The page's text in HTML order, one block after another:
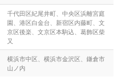
千代田区紀尾井町、中央区浜離宮庭
園、港区白金台、新宿区内藤町、文
京区後楽、文京区本駒込、葛飾区柴
又
横浜市中区、横浜市金沢区、鎌倉市
山ノ内